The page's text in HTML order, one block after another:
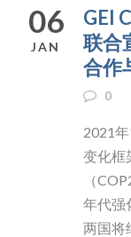
06
JAN
GEI
联合
合作
0
2021
变化框
（
年代强
两国将